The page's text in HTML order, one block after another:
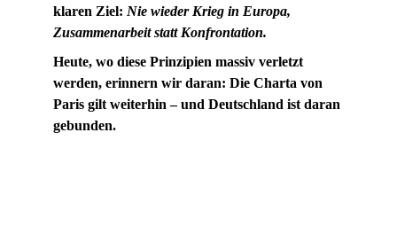
klaren Ziel: Nie wieder Krieg in Europa,
Zusammenarbeit statt Konfrontation.
Heute, wo diese Prinzipien massiv verletzt
werden, erinnern wir daran: Die Charta von
Paris gilt weiterhin – und Deutschland ist daran
gebunden.